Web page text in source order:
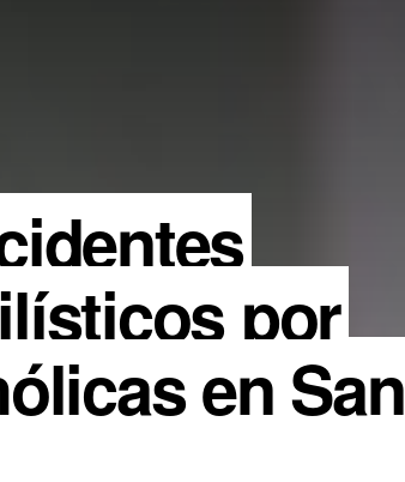
por
en San